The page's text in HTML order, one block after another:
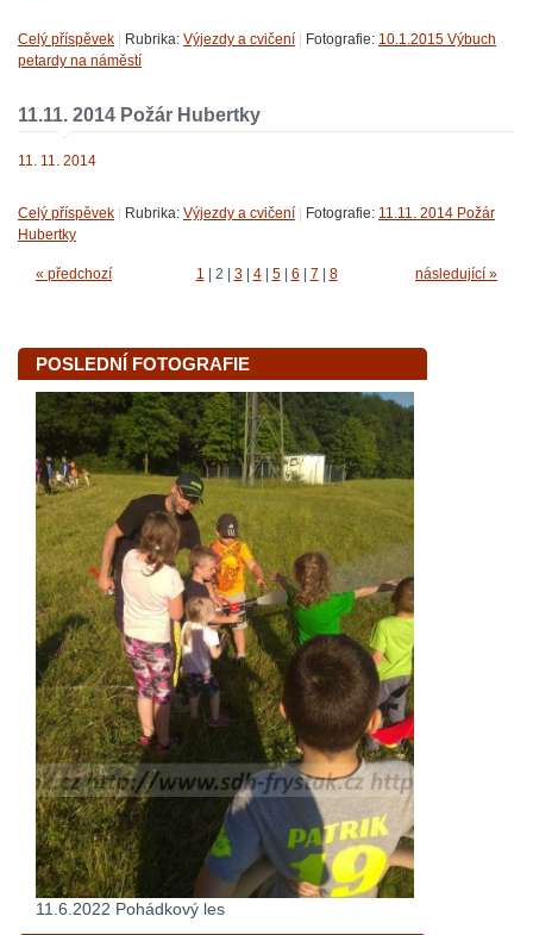
Celý příspěvek Rubrika: Výjezdy a cvičení Fotografie: 10.1.2015 Výbuch
petardy na náměstí
11.11. 2014 Požár Hubertky
11. 11. 2014
Celý příspěvek Rubrika: Výjezdy a cvičení Fotografie: 11.11. 2014 Požár
Hubertky
« předchozí 1 2 3 4 5 6 7 8 následující »
POSLEDNÍ FOTOGRAFIE
11.6.2022 Pohádkový les